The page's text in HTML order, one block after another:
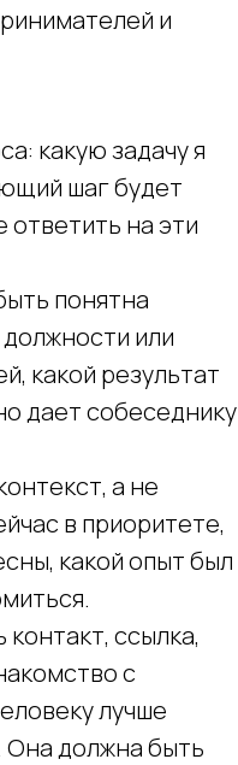
и
какую задачу я
шаг будет
на эти
понятна
или
какой результат
дает собеседнику
а не
в приоритете,
какой опыт был
ссылка,
с
лучше
Она должна быть